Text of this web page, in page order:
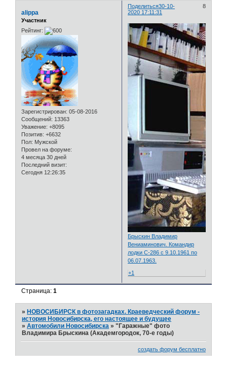
Поделиться 8
30-10-
2020 17:11:31
alippa
Участник
Рейтинг:
Зарегистрирован: 05-08-2016
Сообщений: 13363
Уважение: +8095
Позитив: +6632
Пол: Мужской
Провел на форуме:
4 месяца 30 дней
Последний визит:
Сегодня 12:26:35
Брыскин Владимир
Вениаминович. Командир
лодки С-286 с 9.10.1961 по
06.07.1963.
+1
Страница:1
» НОВОСИБИРСК в фотозагадках. Краеведческий форум -
история Новосибирска, его настоящее и будущее
»Автомобили Новосибирска »"Гаражные" фото
Владимира Брыскина (Академгородок, 70-е годы)
создать форум бесплатно